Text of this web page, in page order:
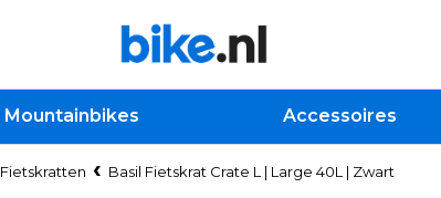
Mountainbikes Accessoires
Fietskratten Basil Fietskrat Crate L | Large 40L | Zwart